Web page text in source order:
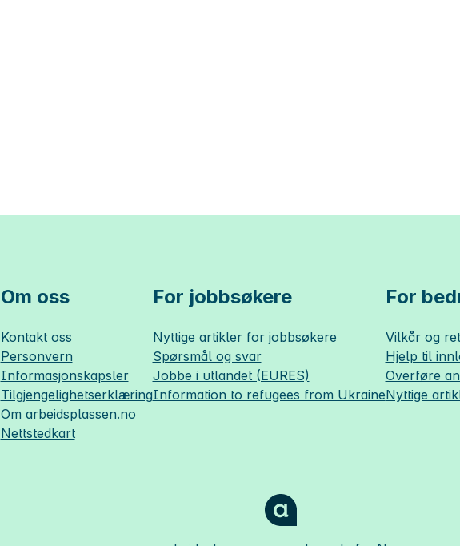
Om oss
Kontakt oss
Personvern
Informasjonskapsler
Tilgjengelighetserklæring
Om arbeidsplassen.no
Nettstedkart
For jobbsøkere
Nyttige artikler for jobbsøkere
Spørsmål og svar
Jobbe i utlandet (EURES)
Information to refugees from Ukraine
For
Vilkår og
Hjelp til
Overføre
Nyttige